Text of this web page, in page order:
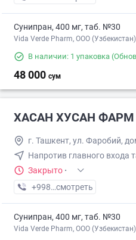
Сунипран, 400 мг, таб. №30
Vida Verde Pharm, ООО (Узбекистан)
В наличии: 1 упаковка
48 000 сум
ХАСАН ХУСАН ФАРМ
г. Ташкент, ул. Фаробий,
Напротив главного входа
Закрыто ·
+998 (71) XXX-XX-XX
смотреть
Сунипран, 400 мг, таб. №30
Vida Verde Pharm, ООО (Узбекистан)